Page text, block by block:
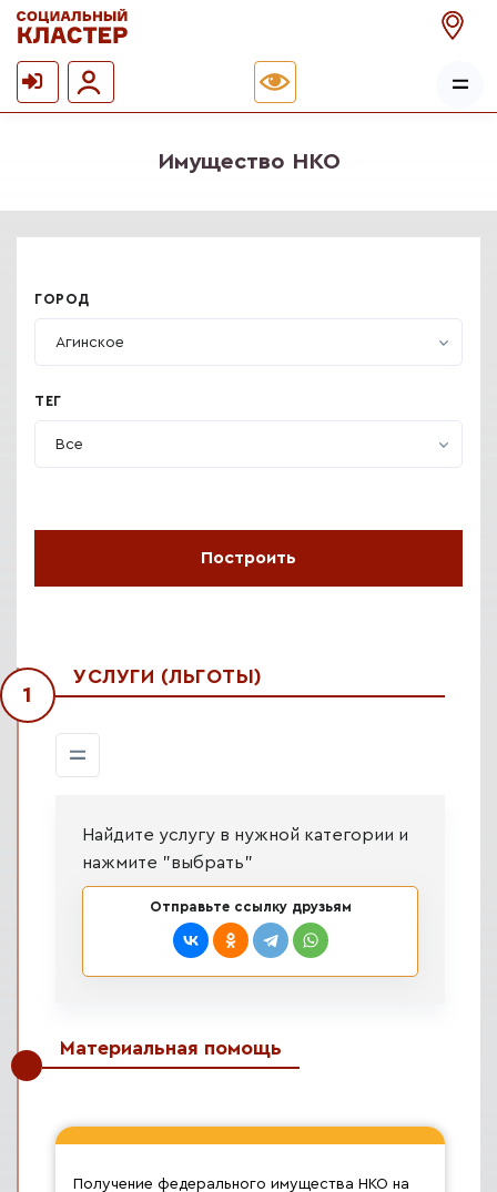
Имущество НКО
ГОРОД
Агинское
ТЕГ
Все
1
УСЛУГИ (ЛЬГОТЫ)
Найдите услугу в нужной категории и
нажмите "выбрать"
Отправьте ссылку друзьям
Материальная помощь
Получение федерального имущества НКО на